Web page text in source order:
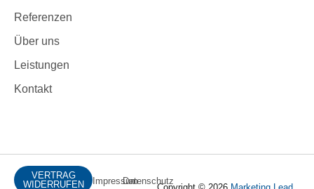
Referenzen
Über uns
Leistungen
Kontakt
VERTRAG
WIDERRUFEN
ImpressumDatenschutz